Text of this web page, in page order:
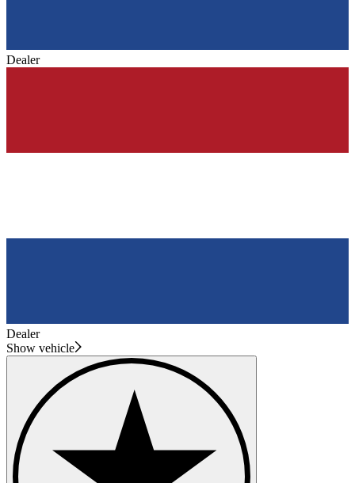
Dealer
Dealer
Show vehicle